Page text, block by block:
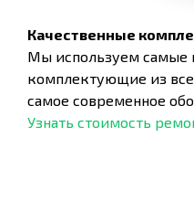
Качественные
Мы используем самые
комплектующие из
самое современное
Узнать стоимость